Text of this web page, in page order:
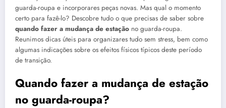
guarda-roupa e incorporares peças novas. Mas qual o momento
certo para fazê-lo? Descobre tudo o que precisas de saber sobre
quando fazer a mudança de estação no guarda-roupa.
Reunimos dicas úteis para organizares tudo sem stress, bem como
algumas indicações sobre os efeitos físicos típicos deste período
de transição.
Quando fazer a mudança de estação
no guarda-roupa?